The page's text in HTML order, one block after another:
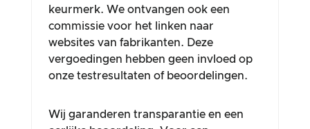
keurmerk. We ontvangen ook een
commissie voor het linken naar
websites van fabrikanten. Deze
vergoedingen hebben geen invloed op
onze testresultaten of beoordelingen.
Wij garanderen transparantie en een